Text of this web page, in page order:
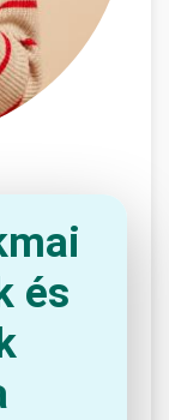
és